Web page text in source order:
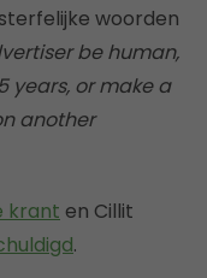
woorden
be human,
years, or make a
another
krant en Cillit
.